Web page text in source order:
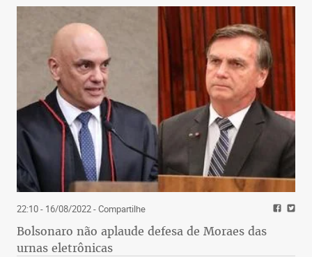
22:10 - 16/08/2022- Compartilhe
Bolsonaro não aplaude defesa de Moraes das
urnas eletrônicas